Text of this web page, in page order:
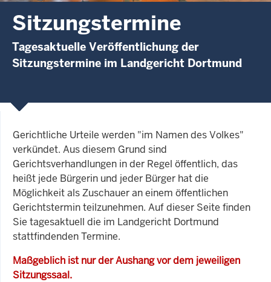
Sitzungstermine
Tagesaktuelle Veröffentlichung der
Sitzungstermine im Landgericht Dortmund
Gerichtliche Urteile werden "im Namen des Volkes"
verkündet. Aus diesem Grund sind
Gerichtsverhandlungen in der Regel öffentlich, das
heißt jede Bürgerin und jeder Bürger hat die
Möglichkeit als Zuschauer an einem öffentlichen
Gerichtstermin teilzunehmen. Auf dieser Seite finden
Sie tagesaktuell die im Landgericht Dortmund
stattfindenden Termine.
Maßgeblich ist nur der Aushang vor dem jeweiligen
Sitzungssaal.